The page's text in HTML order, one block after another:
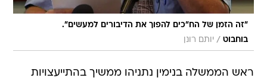
"זה הזמן של הח"כים להפוך את הדיבורים למעשים".
בוחבוט / יותם רונן
ראש הממשלה בנימין נתניהו ממשיך בהתייעצויות